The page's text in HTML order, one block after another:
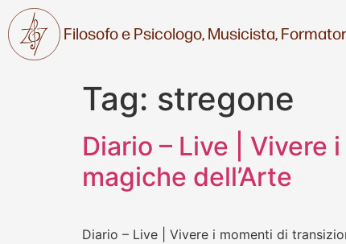
Filosofo e Psicologo,Musicista,
Tag: stregone
Diario – Live | Vivere
magiche dell’Arte
Diario – Live | Vivere i momenti di